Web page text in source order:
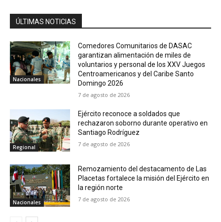
ÚLTIMAS NOTICIAS
Nacionales
Comedores Comunitarios de DASAC
garantizan alimentación de miles de
voluntarios y personal de los XXV Juegos
Centroamericanos y del Caribe Santo
Domingo 2026
7 de agosto de 2026
Regional
Ejército reconoce a soldados que
rechazaron soborno durante operativo en
Santiago Rodríguez
7 de agosto de 2026
Nacionales
Remozamiento del destacamento de Las
Placetas fortalece la misión del Ejército en
la región norte
7 de agosto de 2026